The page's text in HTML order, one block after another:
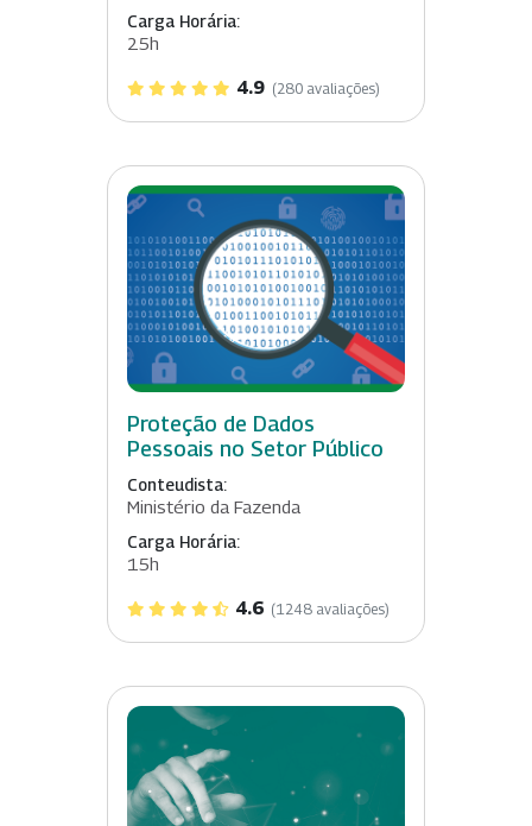
Carga Horária:
25h
4.9 (280 avaliações)
Proteção de Dados
Pessoais no Setor Público
Conteudista:
Ministério da Fazenda
Carga Horária:
15h
4.6 (1248 avaliações)